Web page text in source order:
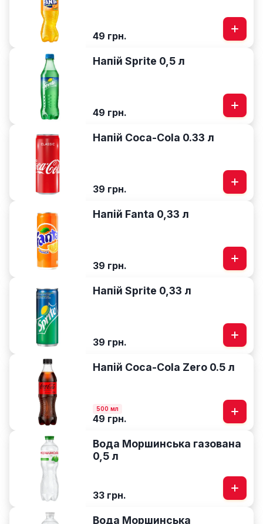
49 грн.
Напій Sprite 0,5 л
49 грн.
Напій Coca-Cola 0.33 л
39 грн.
Напій Fanta 0,33 л
39 грн.
Напій Sprite 0,33 л
39 грн.
Напій Coca-Cola Zero 0.5 л
500 мл
49 грн.
Вода Моршинська газована
0,5 л
33 грн.
Вода Моршинська